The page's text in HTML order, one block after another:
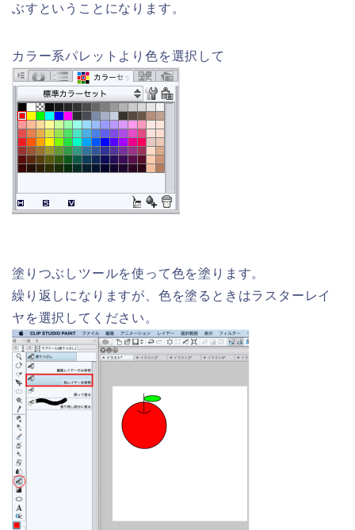
ぶすということになります。
カラー系パレットより色を選択して
塗りつぶしツールを使って色を塗ります。
繰り返しになりますが、色を塗るときはラスターレイ
ヤを選択してください。